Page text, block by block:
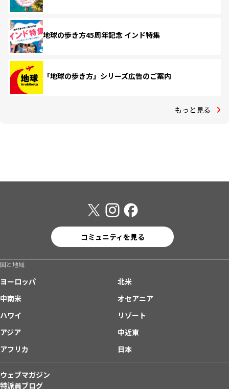
地球の歩き方45周年記念 インド特集
「地球の歩き方」シリーズ広告のご案内
もっと見る
コミュニティを見る
国と地域
ヨーロッパ
北米
中南米
オセアニア
ハワイ
リゾート
アジア
中近東
アフリカ
日本
ウェブマガジン
特派員ブログ